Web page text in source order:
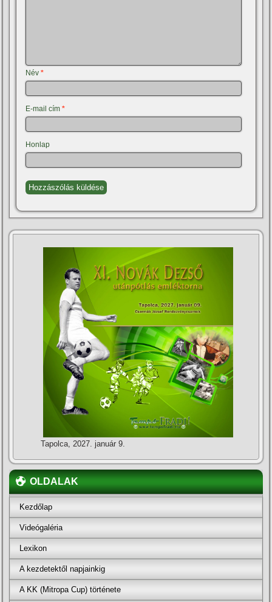
Név*
E-mail cím*
Honlap
Tapolca, 2027. január 9.
OLDALAK
Kezdőlap
Videógaléria
Lexikon
A kezdetektől napjainkig
A KK (Mitropa Cup) története